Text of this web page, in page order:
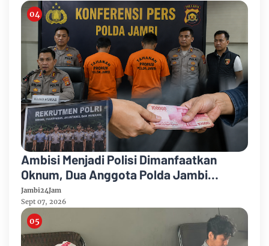
Ambisi Menjadi Polisi Dimanfaatkan
Oknum, Dua Anggota Polda Jambi
Diduga Tipu Calon Bintara dengan Janji
Kelulusan
Jambi24Jam
Sept 07, 2026